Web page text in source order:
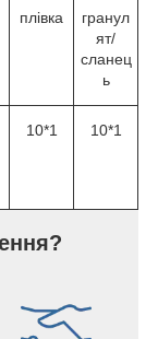
плівка
гранул
ят/
сланец
ь
10*1 10*1